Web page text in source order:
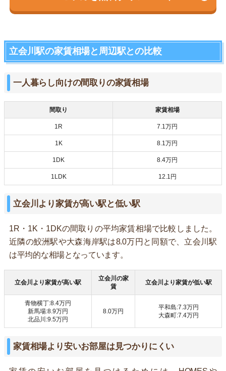
立会川駅の家賃相場と周辺駅との比較
一人暮らし向けの間取りの家賃相場
間取り 家賃相場
1R 7.1万円
1K 8.1万円
1DK 8.4万円
1LDK 12.1円
立会川より家賃が高い駅と低い駅
1R・1K・1DKの間取りの平均家賃相場で比較しました。
近隣の鮫洲駅や大森海岸駅は8.0万円と同額で、立会川駅
は平均的な相場となっています。
立会川より家賃が高い駅
立会川の家
賃
立会川より家賃が低い駅
青物横丁:8.4万円
新馬場:8.9万円
北品川:9.5万円
8.0万円
平和島:7.3万円
大森町:7.4万円
家賃相場より安いお部屋は見つかりにくい